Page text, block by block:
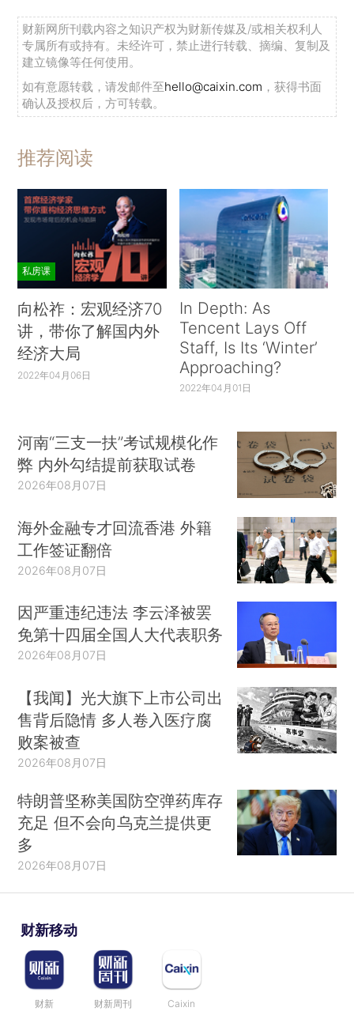
财新网所刊载内容之知识产权为财新传媒及/或相关权利人
专属所有或持有。未经许可，禁止进行转载、摘编、复制及
建立镜像等任何使用。
如有意愿转载，请发邮件至hello@caixin.com ，获得书面
确认及授权后，方可转载。
推荐阅读
私房课
向松祚：宏观经济70
讲，带你了解国内外
经济大局
2022年04月06日
In Depth: As
Tencent Lays Off
Staff, Is Its ‘Winter’
Approaching?
2022年04月01日
河南“三支一扶”考试规模化作
弊 内外勾结提前获取试卷
2026年08月07日
海外金融专才回流香港 外籍
工作签证翻倍
2026年08月07日
因严重违纪违法 李云泽被罢
免第十四届全国人大代表职务
2026年08月07日
【我闻】光大旗下上市公司出
售背后隐情 多人卷入医疗腐
败案被查
2026年08月07日
特朗普坚称美国防空弹药库存
充足 但不会向乌克兰提供更
多
2026年08月07日
财新移动
财新 财新周刊 Caixin